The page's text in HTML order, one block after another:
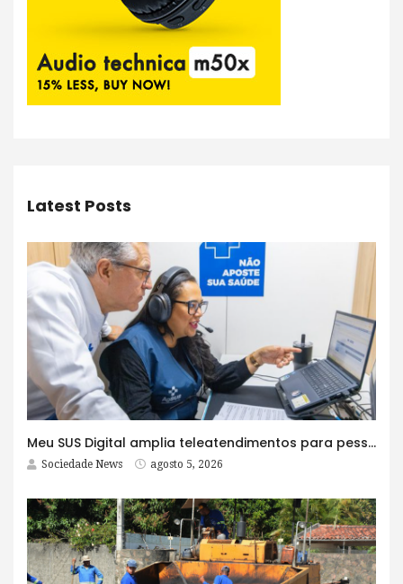
Latest Posts
Meu SUS Digital amplia teleatendimentos para pessoas com problemas com jogos e apostas
Sociedade News agosto 5, 2026